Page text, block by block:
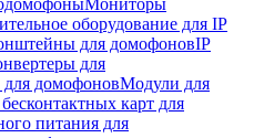
оборудование для IP
для домофоновIP
для
домофоновМодули для
карт для
питания для